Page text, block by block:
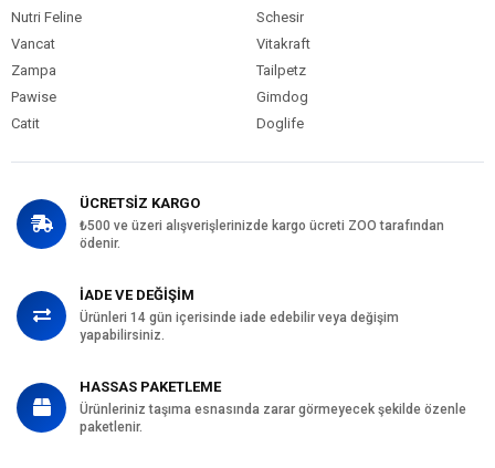
Nutri Feline
Schesir
Vancat
Vitakraft
Zampa
Tailpetz
Pawise
Gimdog
Catit
Doglife
ÜCRETSİZ KARGO
₺500 ve üzeri alışverişlerinizde kargo ücreti ZOO tarafından
ödenir.
İADE VE DEĞİŞİM
Ürünleri 14 gün içerisinde iade edebilir veya değişim
yapabilirsiniz.
HASSAS PAKETLEME
Ürünleriniz taşıma esnasında zarar görmeyecek şekilde özenle
paketlenir.